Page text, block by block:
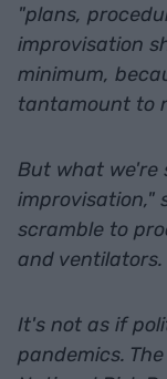
"plans,
improvisation
minimum,
tantamount to
But what we're
improvisation,"
scramble to
and ventilators.
It's not as if
pandemics.